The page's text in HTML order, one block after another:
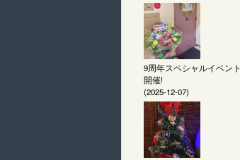
9周年スペシャルイベント
開催!
(2025-12-07)